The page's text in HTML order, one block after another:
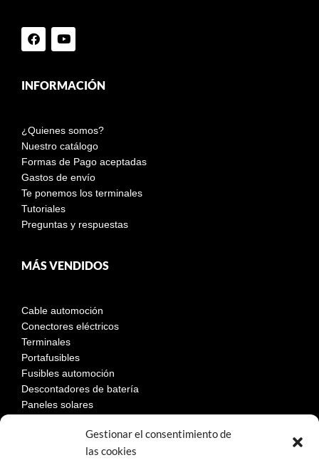
Gestionar el consentimiento de
las cookies
INFORMACIÓN
¿Quienes somos?
Nuestro catálogo
Formas de Pago aceptadas
Gastos de envío
Te ponemos los terminales
Tutoriales
Preguntas y respuestas
MÁS VENDIDOS
Cable automoción
Conectores eléctricos
Terminales
Portafusibles
Fusibles automoción
Descontadores de batería
Paneles solares